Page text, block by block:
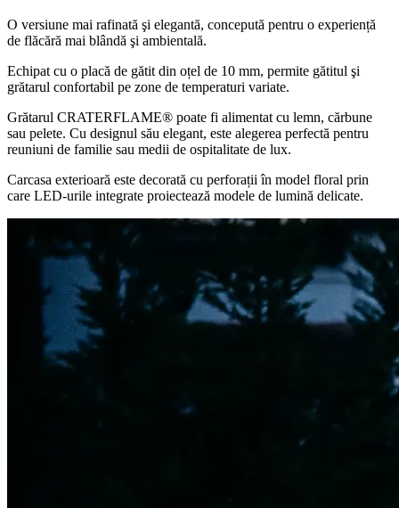
O versiune mai rafinată şi elegantă, concepută pentru o experiență
de flăcără mai blândă şi ambientală.
Echipat cu o placă de gătit din oțel de 10 mm, permite gătitul şi
grătarul confortabil pe zone de temperaturi variate.
Grătarul CRATERFLAME® poate fi alimentat cu lemn, cărbune
sau pelete. Cu designul său elegant, este alegerea perfectă pentru
reuniuni de familie sau medii de ospitalitate de lux.
Carcasa exterioară este decorată cu perforații în model floral prin
care LED-urile integrate proiectează modele de lumină delicate.